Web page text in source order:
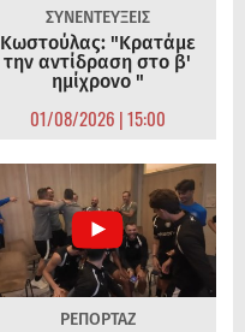
ΣΥΝΕΝΤΕΥΞΕΙΣ
Κωστούλας: "Κρατάμε
την αντίδραση στο β'
ημίχρονο "
01/08/2026 | 15:00
ΡΕΠΟΡΤΑΖ